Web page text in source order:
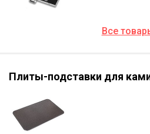
Все
Плиты-подставки для